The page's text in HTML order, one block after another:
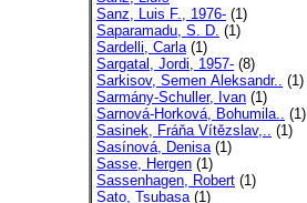
Sanz, Luis F., 1976- (1)
Saparamadu, S. D. (1)
Sardelli, Carla(1)
Sargatal, Jordi, 1957- (8)
Sarkisov, Semen Aleksandr.. (1)
Sarmány-Schuller, Ivan (1)
Sarnová-Horková, Bohumila.. (1)
Sasinek, Fráňa Vítězslav,.. (1)
Sasínová, Denisa(1)
Sasse, Hergen (1)
Sassenhagen, Robert (1)
Sato, Tsubasa(1)